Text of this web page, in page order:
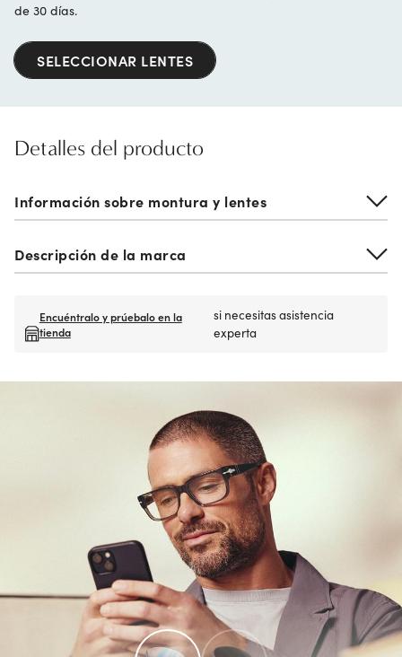
de 30 días.
SELECCIONAR LENTES
Detalles del producto
Información sobre montura y lentes
Descripción de la marca
Encuéntralo y prúebalo en la
tienda
si necesitas asistencia
experta